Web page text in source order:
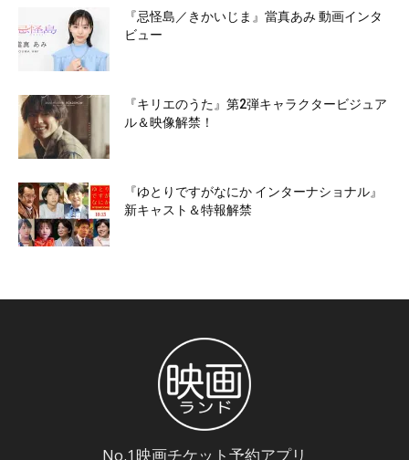
『忌怪島／きかいじま』當真あみ 動画インタ
ビュー
『キリエのうた』第2弾キャラクタービジュア
ル＆映像解禁！
『ゆとりですがなにか インターナショナル』
新キャスト＆特報解禁
No.1映画チケット予約アプリ